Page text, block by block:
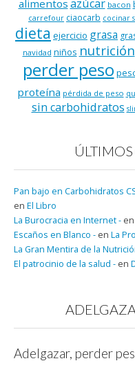
alimentos azúcar bacon
carrefour ciaocarb cocinar
dieta ejercicio grasa
navidad niños nutrición
perder peso
proteína pérdida de peso
sin carbohidratos
Pan bajo en Carbohidratos
en El Libro
La Burocracia en Internet - en
Escaños en Blanco - en La
La Gran Mentira de la
El patrocinio de la salud - en
Adelgazar, perder